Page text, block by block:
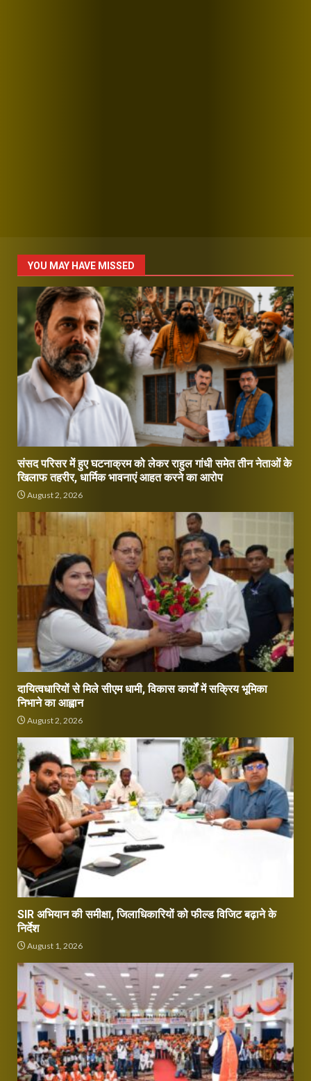
YOU MAY HAVE MISSED
संसद परिसर में हुए घटनाक्रम को लेकर राहुल गांधी समेत तीन नेताओं के
खिलाफ तहरीर, धार्मिक भावनाएं आहत करने का आरोप
August 2, 2026
दायित्वधारियों से मिले सीएम धामी, विकास कार्यों में सक्रिय भूमिका
निभाने का आह्वान
August 2, 2026
SIR अभियान की समीक्षा, जिलाधिकारियों को फील्ड विजिट बढ़ाने के
निर्देश
August 1, 2026